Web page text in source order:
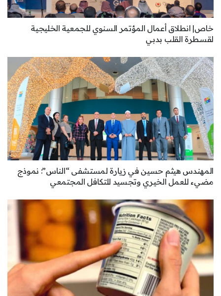
خاص| انطلاق أعمال المؤتمر السنوي للجمعية الخليجية
لقسطرة القلب بدبي
المهندس هيثم حسين في زيارة لمستشفى “الناس”: نموذج
مضيء للعمل الخيري وتجسيد للتكافل المجتمعي